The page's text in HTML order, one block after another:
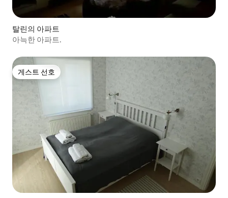
탈린의 아파트
아늑한 아파트.
게스트 선호
게스트 선호